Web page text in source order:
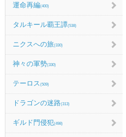
運命再編(400)
タルキール覇王譚(538)
ニクスへの旅(330)
神々の軍勢(330)
テーロス (509)
ドラゴンの迷路(313)
ギルド門侵犯(498)